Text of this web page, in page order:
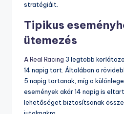
stratégiáit.
Tipikus
ütemezés
A Real Racing 3 legtöbb
14 napig tart. Általában a
5 napig tartanak, míg a
események akár 14 napig is
lehetőséget biztosítsanak